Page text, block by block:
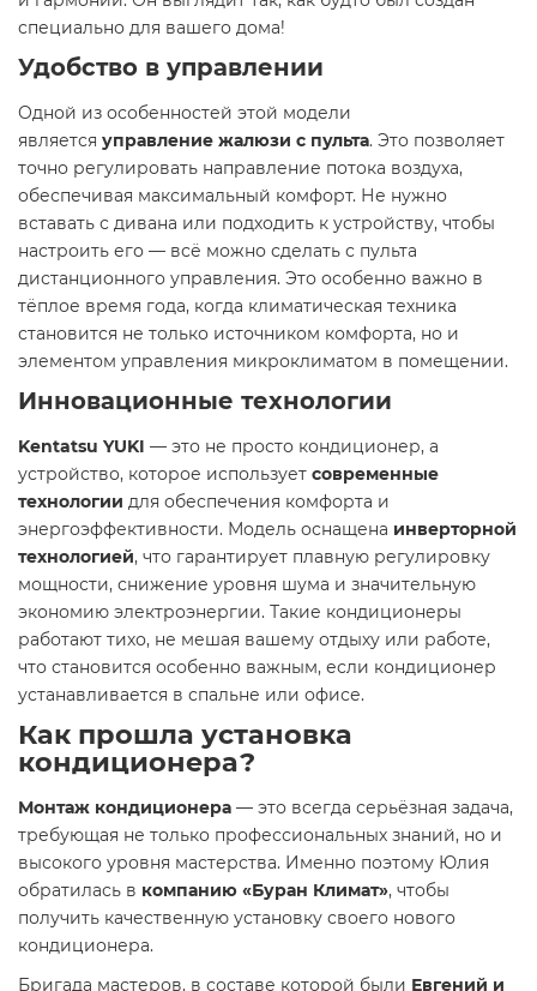
специально для вашего дома!
Удобство в управлении
Одной из особенностей этой модели
является управление жалюзи с пульта. Это позволяет
точно регулировать направление потока воздуха,
обеспечивая максимальный комфорт. Не нужно
вставать с дивана или подходить к устройству, чтобы
настроить его — всё можно сделать с пульта
дистанционного управления. Это особенно важно в
тёплое время года, когда климатическая техника
становится не только источником комфорта, но и
элементом управления микроклиматом в помещении.
Инновационные технологии
Kentatsu YUKI — это не просто кондиционер, а
устройство, которое использует современные
технологии для обеспечения комфорта и
энергоэффективности. Модель оснащена инверторной
технологией, что гарантирует плавную регулировку
мощности, снижение уровня шума и значительную
экономию электроэнергии. Такие кондиционеры
работают тихо, не мешая вашему отдыху или работе,
что становится особенно важным, если кондиционер
устанавливается в спальне или офисе.
Как прошла установка
кондиционера?
Монтаж кондиционера — это всегда серьёзная задача,
требующая не только профессиональных знаний, но и
высокого уровня мастерства. Именно поэтому Юлия
обратилась в компанию «Буран Климат», чтобы
получить качественную установку своего нового
кондиционера.
Бригада мастеров, в составе которой были Евгений и